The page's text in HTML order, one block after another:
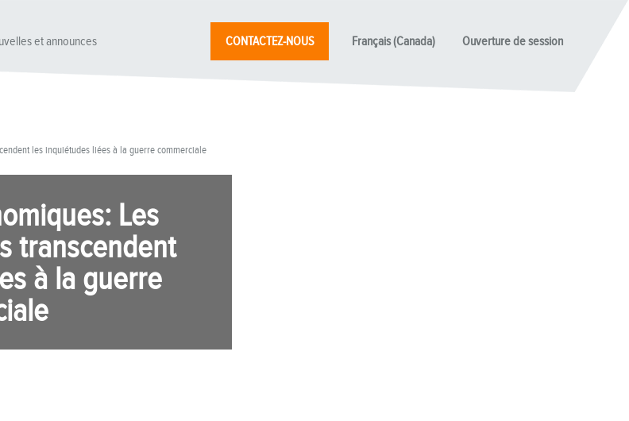
et announces CONTACTEZ-NOUS Français (Canada) Ouverture de session
les inquiétudes liées à la guerre commerciale
Les
transcendent
à la guerre